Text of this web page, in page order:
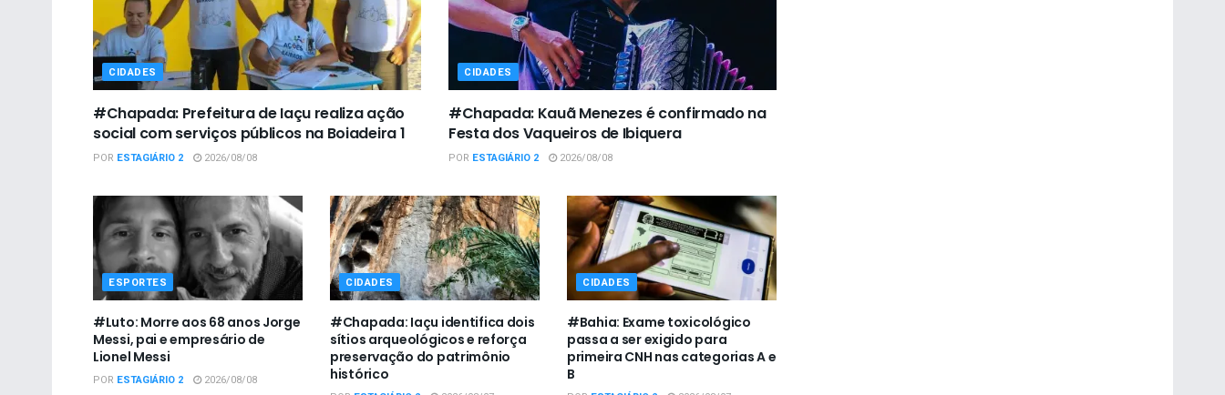
CIDADES
#Chapada: Prefeitura de Iaçu realiza ação
social com serviços públicos na Boiadeira 1
POR ESTAGIÁRIO 2 2026/08/08
CIDADES
#Chapada: Kauã Menezes é confirmado na
Festa dos Vaqueiros de Ibiquera
POR ESTAGIÁRIO 2 2026/08/08
ESPORTES
#Luto: Morre aos 68 anos Jorge
Messi, pai e empresário de
Lionel Messi
POR ESTAGIÁRIO 2 2026/08/08
CIDADES
#Chapada: Iaçu identifica dois
sítios arqueológicos e reforça
preservação do patrimônio
histórico
CIDADES
#Bahia: Exame toxicológico
passa a ser exigido para
primeira CNH nas categorias A e
B